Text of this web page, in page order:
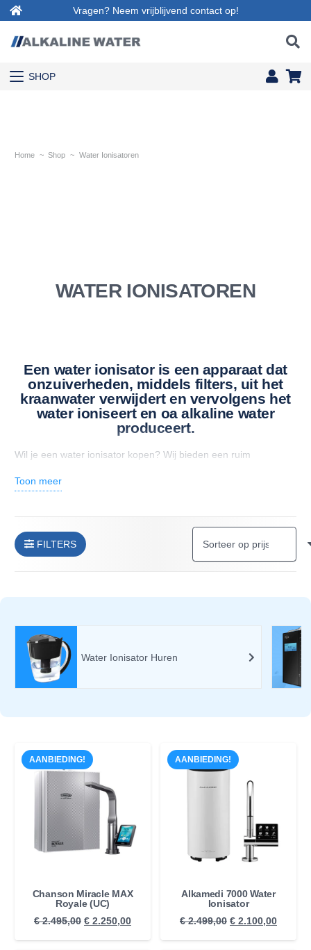
Vragen? Neem vrijblijvend contact op!
SHOP
Home ~ Shop ~ Water Ionisatoren
WATER IONISATOREN
Een water ionisator is een apparaat dat
onzuiverheden, middels filters, uit het
kraanwater verwijdert en vervolgens het
water ioniseert en oa alkaline water
produceert.
Wil je een water ionisator kopen? Wij bieden een ruim
AlkaMedi, Chanson, Life Ionizers, Prime, Rettin, Kangen Water,
Toon meer
FILTERS
NextLife
AANBIEDING!
Chanson Miracle MAX
Royale (UC)
€2.495,00 Oorspronkelijke
prijs
€ 2.250,00Huidige
prijs
AANBIEDING!
Alkamedi 7000 Water
Ionisator
€2.499,00 Oorspronkelijke
prijs
€ 2.100,00
prijs